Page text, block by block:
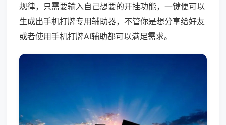
规律，只需要输入自己想要的开挂功能，一键便可以
生成出手机打牌专用辅助器，不管你是想分享给好友
或者使用手机打牌AI辅助都可以满足需求。